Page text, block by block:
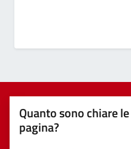
Quanto sono chiare
pagina?